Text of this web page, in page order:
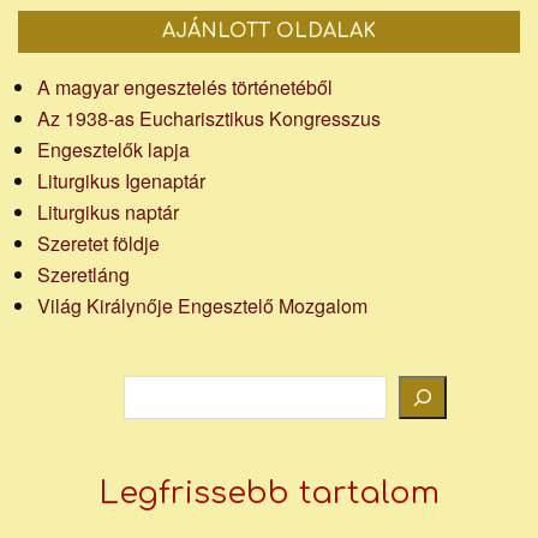
AJÁNLOTT OLDALAK
A magyar engesztelés történetéből
Az 1938-as Eucharisztikus Kongresszus
Engesztelők lapja
Liturgikus Igenaptár
Liturgikus naptár
Szeretet földje
Szeretláng
Világ Királynője Engesztelő Mozgalom
Legfrissebb tartalom